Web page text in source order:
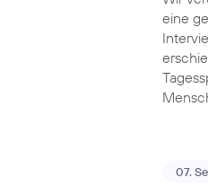
eine
07.